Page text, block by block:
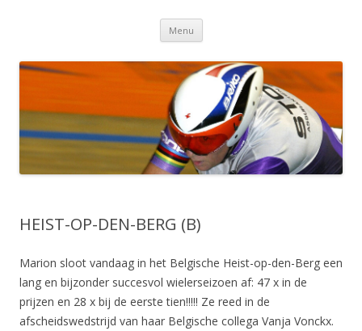
Menu Spring
inhoud
HEIST-OP-DEN-BERG (B)
Marion sloot vandaag in het Belgische Heist-op-den-Berg een
lang en bijzonder succesvol wielerseizoen af: 47 x in de
prijzen en 28 x bij de eerste tien!!!!! Ze reed in de
afscheidswedstrijd van haar Belgische collega Vanja Vonckx.